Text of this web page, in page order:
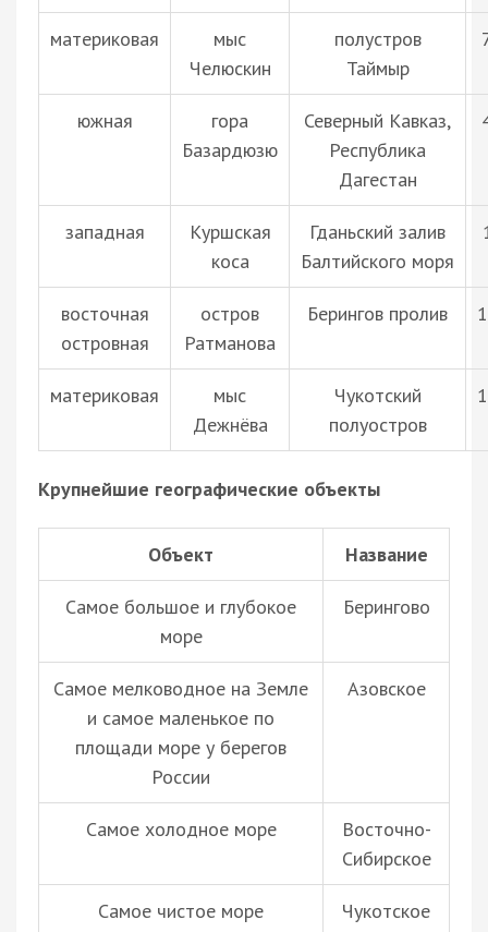
материковая
мыс
Челюскин
полустров
Таймыр
южная
гора
Базардюзю
Северный Кавказ,
Республика
Дагестан
западная
Куршская
коса
Гданьский залив
Балтийского моря
восточная
островная
остров
Ратманова
Берингов пролив
материковая
мыс
Дежнёва
Чукотский
полуостров
Крупнейшие географические объекты
Объект Название
Самое большое и глубокое
море
Берингово
Самое мелководное на Земле
и самое маленькое по
площади море у берегов
России
Азовское
Самое холодное море
Восточно-
Сибирское
Самое чистое море Чукотское